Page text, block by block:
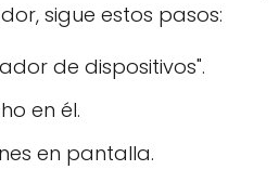
sigue estos pasos:
de dispositivos".
en él.
en pantalla.